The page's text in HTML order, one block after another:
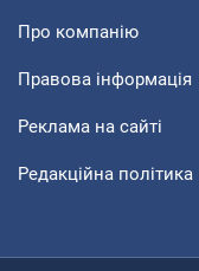
Про компанію
Правова інформація
Реклама на сайті
Редакційна політика